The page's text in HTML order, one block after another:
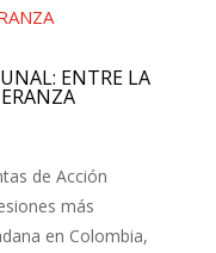
ENTRE LA
de Acción
más
en Colombia,